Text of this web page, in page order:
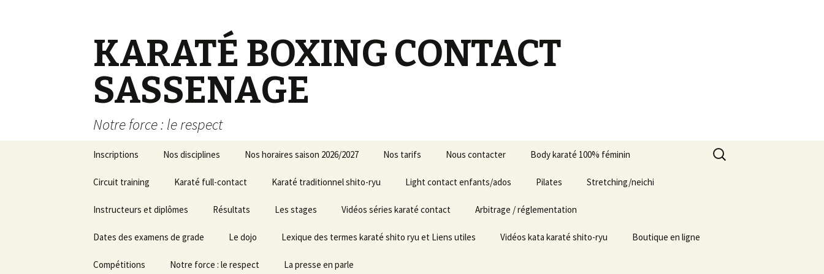
KARATÉ BOXING CONTACT
SASSENAGE
Notre force : le respect
Aller au contenu principal
Inscriptions Nos disciplines Nos horaires saison 2026/2027 Nos tarifs Nous contacter Body karaté 100% féminin
Soirée Blind test 2024
Circuit training Karaté full-contact Karaté traditionnel shito-ryu
-revisions
– enfants
– ados/adultes
Light contact enfants/ados Pilates Stretching/neichi
Instructeurs et diplômes Résultats
Résultats Ceintures
Les stages
Santa Susanna 2025
Stage à Écully 2023
Vidéos séries karaté contact Arbitrage / réglementation
Dates des examens de grade
Passage de grade
Le dojo Lexique des termes karaté shito ryu et Liens utiles Vidéos kata karaté shito-ryu Boutique en ligne
Compétitions Notre force : le respect La presse en parle
Rechercher :